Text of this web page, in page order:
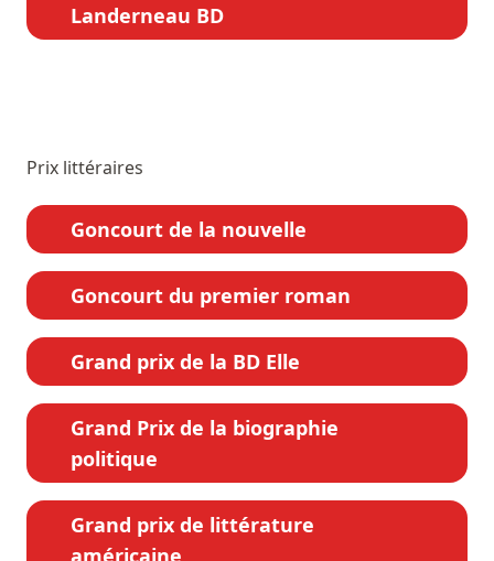
Landerneau BD
Prix littéraires
Goncourt de la nouvelle
Goncourt du premier roman
Grand prix de la BD Elle
Grand Prix de la biographie
politique
Grand prix de littérature
américaine